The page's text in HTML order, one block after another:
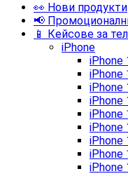
👀 Нови продукти
📢
📱 Кейсове за
iPhone
iPhone
iPhone
iPhone
iPhone
iPhone
iPhone
iPhone
iPhone
iPhone